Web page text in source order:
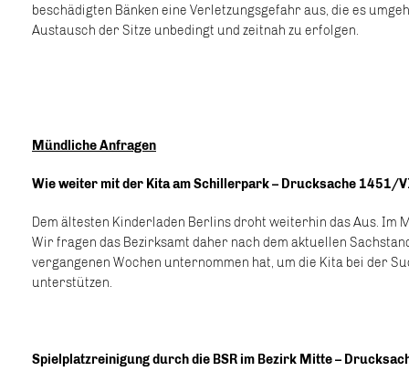
beschädigten Bänken eine Verletzungsgefahr aus, die es
Austausch der Sitze unbedingt und zeitnah zu erfolgen.
Mündliche Anfragen
Wie weiter mit der Kita am Schillerpark – Drucksache 1451/
Dem ältesten Kinderladen Berlins droht weiterhin das Aus.
Wir fragen das Bezirksamt daher nach dem aktuellen
vergangenen Wochen unternommen hat, um die Kita bei der
unterstützen.
Spielplatzreinigung durch die BSR im Bezirk Mitte –